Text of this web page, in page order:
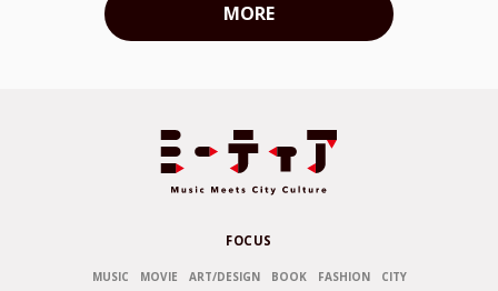
MORE
FOCUS
MUSIC MOVIE ART/DESIGN BOOK FASHION CITY